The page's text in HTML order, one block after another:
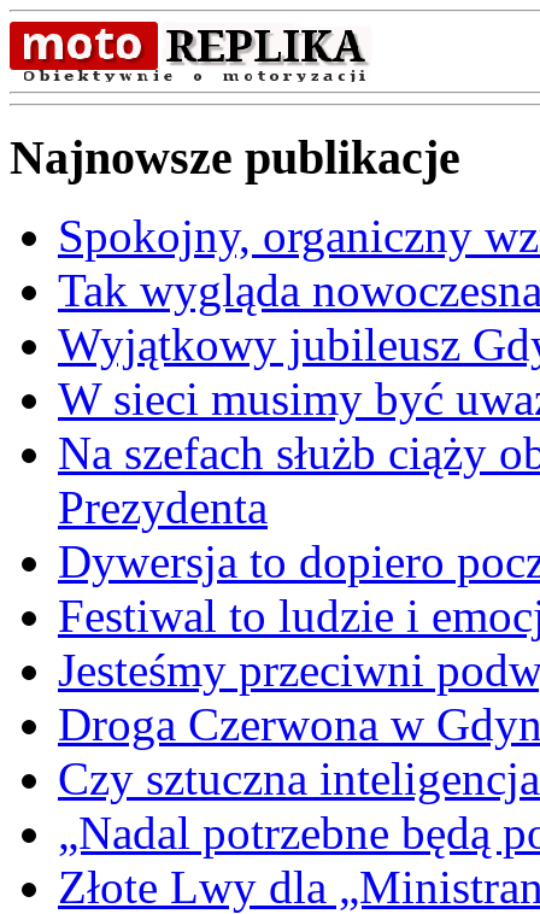
Najnowsze publikacje
Spokojny, organiczny
Tak wygląda
Wyjątkowy jubileusz
W sieci musimy być
Na szefach służb ciąży
Prezydenta
Dywersja to dopiero
Festiwal to ludzie i
Jesteśmy przeciwni
Droga Czerwona w
Czy sztuczna
„Nadal potrzebne będą
Złote Lwy dla